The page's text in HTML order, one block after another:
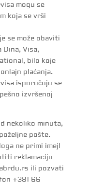
mogu se
koja se vrši
se može obaviti
Visa,
bilo koje
plaćanja.
isporučuju se
izvršenoj
nekoliko minuta,
pošte.
ne primi imejl
reklamaciju
ili pozvati
+381 66